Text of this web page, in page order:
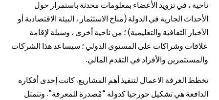
ناحية ، في تزويد الأعضاء بمعلومات محدثة باستمرار حول
الأحداث الجارية في الدولة (مناخ الاستثمار ، البيئة الاقتصادية أو
الأخبار الثقافية والتعليمية) ؛ من ناحية أخرى ، وسيلة لإقامة
علاقات وشراكات على المستوى الدولي ؛ سيساعد هذا الشركات
والمستثمرين والأفراد في التقدم المالي.
تخطط الغرفة الاعمال لتنفيذ أهم المشاريع. كانت إحدى أفكاره
الدافعة هي تشكيل جورجيا كدولة “مُصدرة للمعرفة”. وتتمثل